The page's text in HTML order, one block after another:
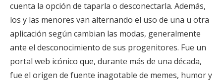
cuenta la opción de taparla o desconectarla. Además,
los y las menores van alternando el uso de una u otra
aplicación según cambian las modas, generalmente
ante el desconocimiento de sus progenitores. Fue un
portal web icónico que, durante más de una década,
fue el origen de fuente inagotable de memes, humor y